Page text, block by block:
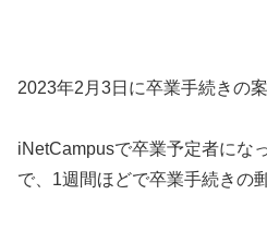
2023年2月3日に卒業手続きの
iNetCampusで卒業予定者にな
で、1週間ほどで卒業手続きの